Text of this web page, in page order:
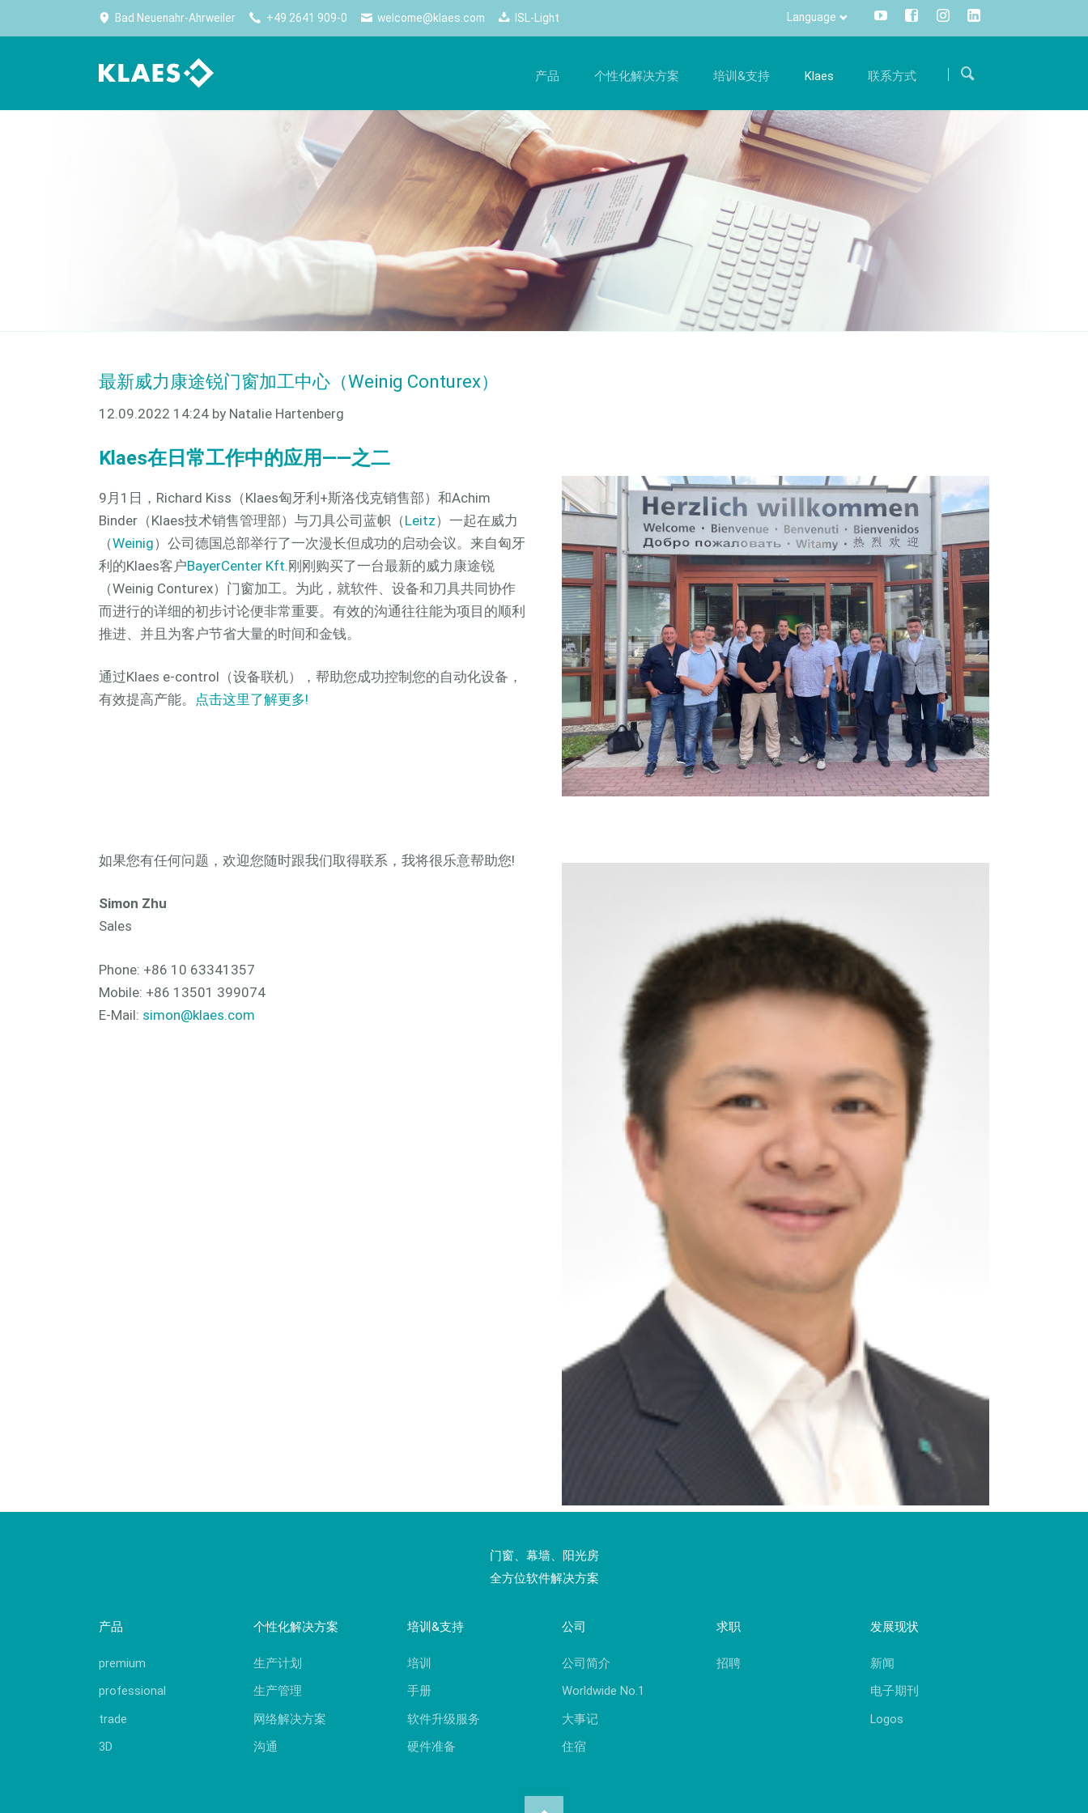
Bad Neuenahr-Ahrweiler +49 2641 909-0 welcome@klaes.com ISL-Light Language
navigation
产品
适合门窗制造专家的全方位解决方案
Klaes professional
实现自动化生产、适合各类门窗制造
Klaes trade
经销商门窗设计软件解决方案
阳光房、幕墙软件解决方案
个性化解决方案
生产管理
优化工作流程，提升生产质量
设备控制
卷帘配置器
门板配置
门设计师
CAM 2D
使用网络解决方案，尽享自由体验
网络商店
经销商端口
商务云
网页跟踪
经销商云服务
沟通
一键便可获取所有信息，灵活，全面
信息管理
CRM
DMS
培训&支持
手册
软件升级服务
硬件准备
Klaes
Klaes——门窗、幕墙、阳光房行业内，全球最大的
最新动态
随时掌握最新动态 ——Klaes的所有新闻和重要活动
一目了然。
电子期刊
Logos
成为我们国际团队的一员，用您的专业知识支持我
们。
招聘
联系方式
国际
热线电话
联系方式
最新威力康途锐门窗加工中心（Weinig Conturex）
12.09.2022 14:24 by Natalie Hartenberg
Klaes在日常工作中的应用——之二
9月1日，Richard Kiss（Klaes匈牙利+斯洛伐克销售部）和Achim
Binder（Klaes技术销售管理部）与刀具公司蓝帜（Leitz）一起在威力
（Weinig）公司德国总部举行了一次漫长但成功的启动会议。来自匈牙
利的Klaes客户BayerCenter Kft.刚刚购买了一台最新的威力康途锐
（Weinig Conturex）门窗加工。为此，就软件、设备和刀具共同协作
而进行的详细的初步讨论便非常重要。有效的沟通往往能为项目的顺利
推进、并且为客户节省大量的时间和金钱。
通过Klaes e-control（设备联机），帮助您成功控制您的自动化设备，
有效提高产能。 点击这里了解更多!
如果您有任何问题，欢迎您随时跟我们取得联系，我将很乐意帮助您!
Simon Zhu
Sales
Phone: +86 10 63341357
Mobile: +86 13501 399074
E-Mail: simon@klaes.com
门窗、幕墙、阳光房
全方位软件解决方案
产品
premium
professional
trade
3D
个性化解决方案
生产计划
生产管理
网络解决方案
沟通
培训&支持
培训
手册
软件升级服务
硬件准备
公司
公司简介
Worldwide No.1
大事记
住宿
求职
招聘
发展现状
新闻
电子期刊
Logos